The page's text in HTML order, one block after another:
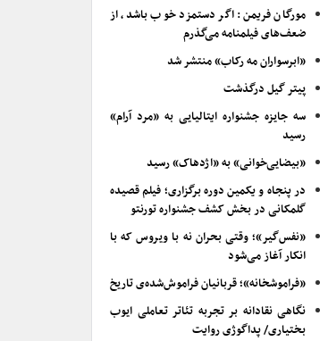
مورگان فریمن: اگر دستمزد خوب باشد، از
ضعف‌های فیلمنامه می‌گذرم
«ابرسواران مه رکاب» منتشر شد
پیتر گیل درگذشت
سه جایزه جشنواره ایتالیایی به «مرد آرام»
رسید
«بیضایی‌خوانی» به «اژدهاک» رسید
در پنجاه و یکمین دوره برگزاری؛ فیلم قصیده
گلمکانی در بخش کشف جشنواره تورنتو
«نفس‌گیر»؛ وقتی بحران نه با ویروس که با
انکار آغاز می‌شود
«فراموشخانه»؛ قربانیان فراموش‌شده‌ی تاریخ
نگاهی نقادانه بر تجربه تئاتر تعاملی ایوب
بختیاری/ پداگوژی روایت